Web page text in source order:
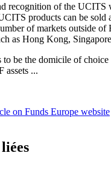
recognition of the UCITS
products can be sold
of markets outside of
as Hong Kong,
to be the domicile of
assets ...
on Funds Europe website